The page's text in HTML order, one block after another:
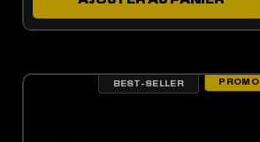
BEST-SELLER PROMO